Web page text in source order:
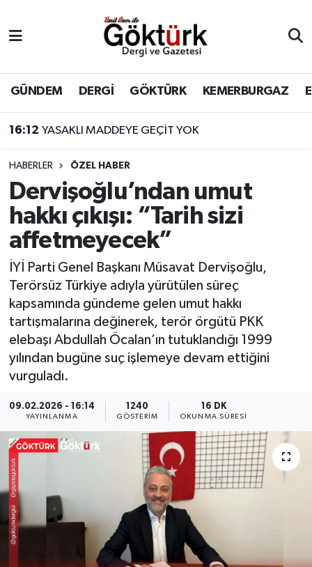
GÜNDEM DERGİ GÖKTÜRK KEMERBURGAZ
13:38 Eyüpsultan İlçe Jandarma Komutanı Zeki Gülter, Yüzbaşı Rütbesine Terfi Etti
HABERLER ÖZEL HABER
Dervişoğlu’ndan umut
hakkı çıkışı: “Tarih sizi
affetmeyecek”
İYİ Parti Genel Başkanı Müsavat Dervişoğlu,
Terörsüz Türkiye adıyla yürütülen süreç
kapsamında gündeme gelen umut hakkı
tartışmalarına değinerek, terör örgütü PKK
elebaşı Abdullah Öcalan’ın tutuklandığı 1999
yılından bugüne suç işlemeye devam ettiğini
vurguladı.
09.02.2026 - 16:14
YAYINLANMA
1240
GÖSTERIM
16 DK
OKUNMA SÜRESI
BİLİM
DERGİ
DÜNYA
EĞİTİM
EKONOMİ
GÖKTÜRK
GÜNDEM
KEMERBURGAZ
KÜLTÜR - SANAT
MAGAZİN
ÖZEL HABER
SPOR
TEKNOLOJİ
Eyüpsultan Hava Durumu
Eyüpsultan Trafik Yoğunluk Haritası
Süper Lig Puan Durumu ve Fikstür
Tüm Manşetler
Son Dakika Haberleri
Haber Arşivi